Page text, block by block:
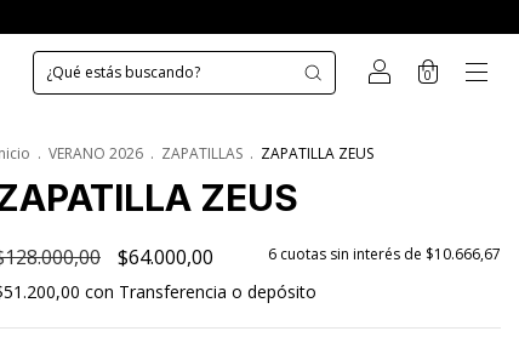
0
. VERANO 2026 . ZAPATILLAS . ZAPATILLA ZEUS
ZEUS
$64.000,00 6 cuotas sin interés de $10.666,67
con Transferencia o depósito